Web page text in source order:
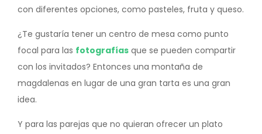
con diferentes opciones, como pasteles, fruta y queso.
¿Te gustaría tener un centro de mesa como punto
focal para las fotografías que se pueden compartir
con los invitados? Entonces una montaña de
magdalenas en lugar de una gran tarta es una gran
idea.
Y para las parejas que no quieran ofrecer un plato